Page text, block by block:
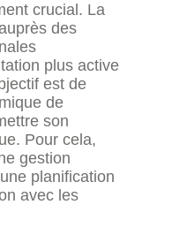
crucial. La
des
plus active
est de
de
son
Pour cela,
gestion
planification
avec les